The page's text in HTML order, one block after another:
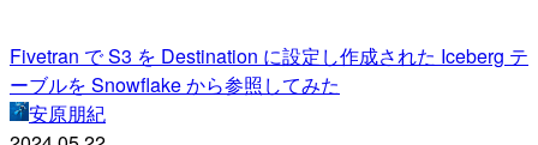
Fivetran で S3 を Destination に設定し作成された Iceberg テ
ーブルを Snowflake から参照してみた
安原朋紀